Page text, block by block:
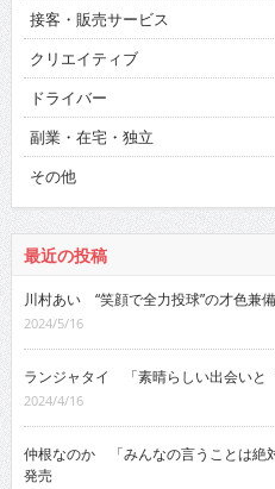
接客・販売サービス
クリエイティブ
ドライバー
副業・在宅・独立
その他
最近の投稿
川村あい “笑顔で全力投球”の才色兼
2024/5/16
ランジャタイ 「素晴らしい出会いと
2024/4/16
仲根なのか 「みんなの言うことは絶
発売